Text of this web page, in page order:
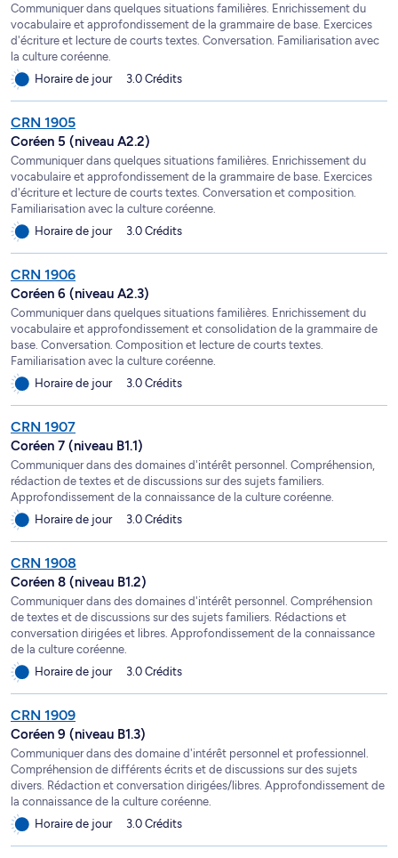
Communiquer dans quelques situations familières. Enrichissement du
vocabulaire et approfondissement de la grammaire de base. Exercices
d'écriture et lecture de courts textes. Conversation. Familiarisation avec
la culture coréenne.
Horaire de jour
3.0 Crédits
CRN 1905
Coréen 5 (niveau A2.2)
Communiquer dans quelques situations familières. Enrichissement du
vocabulaire et approfondissement de la grammaire de base. Exercices
d'écriture et lecture de courts textes. Conversation et composition.
Familiarisation avec la culture coréenne.
Horaire de jour
3.0 Crédits
CRN 1906
Coréen 6 (niveau A2.3)
Communiquer dans quelques situations familières. Enrichissement du
vocabulaire et approfondissement et consolidation de la grammaire de
base. Conversation. Composition et lecture de courts textes.
Familiarisation avec la culture coréenne.
Horaire de jour
3.0 Crédits
CRN 1907
Coréen 7 (niveau B1.1)
Communiquer dans des domaines d'intérêt personnel. Compréhension,
rédaction de textes et de discussions sur des sujets familiers.
Approfondissement de la connaissance de la culture coréenne.
Horaire de jour
3.0 Crédits
CRN 1908
Coréen 8 (niveau B1.2)
Communiquer dans des domaines d'intérêt personnel. Compréhension
de textes et de discussions sur des sujets familiers. Rédactions et
conversation dirigées et libres. Approfondissement de la connaissance
de la culture coréenne.
Horaire de jour
3.0 Crédits
CRN 1909
Coréen 9 (niveau B1.3)
Communiquer dans des domaine d'intérêt personnel et professionnel.
Compréhension de différents écrits et de discussions sur des sujets
divers. Rédaction et conversation dirigées/libres. Approfondissement de
la connaissance de la culture coréenne.
Horaire de jour
3.0 Crédits